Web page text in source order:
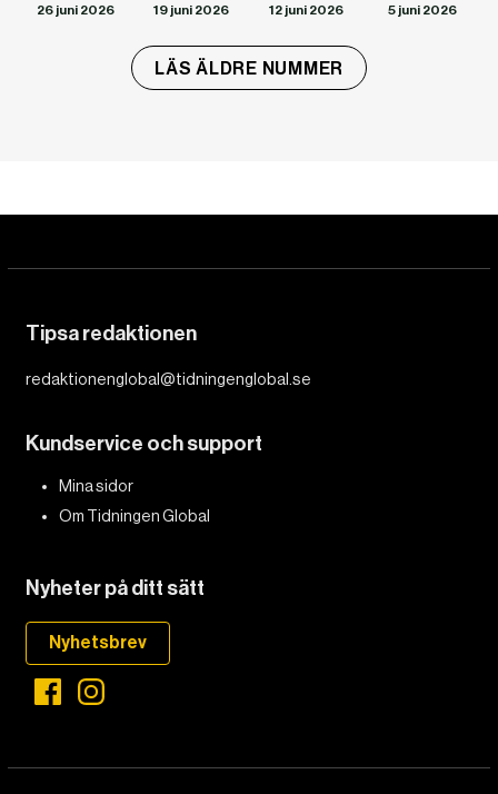
26 juni 2026 19 juni 2026 12 juni 2026 5 juni 2026
LÄS ÄLDRE NUMMER
Tipsa redaktionen
redaktionenglobal@tidningenglobal.se
Kundservice och support
Mina sidor
Om Tidningen Global
Nyheter på ditt sätt
Nyhetsbrev